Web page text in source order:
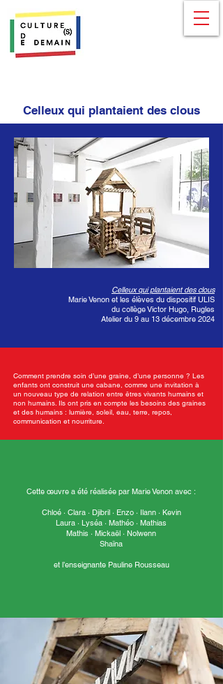
Celleux qui plantaient des clous
Celleux qui plantaient des clous
Marie Venon et les élèves du dispositif ULIS
du collège Victor Hugo, Rugles
Atelier du 9 au 13 décembre 2024
Comment prendre soin d’une graine, d’une personne ? Les
enfants ont construit une cabane, comme une invitation à
un nouveau type de relation entre êtres vivants humains et
non humains. Ils ont pris en compte les besoins des graines
et des humains : lumière, soleil, eau, terre, repos,
communication et nourriture.
Cette œuvre a été réalisée par Marie Venon avec :
Chloé · Clara · Djibril · Enzo · Ilann · Kevin
Laura · Lyséa · Mathéo · Mathias
Mathis · Mickaël · Nolwenn
Shaïna
et l’enseignante Pauline Rousseau